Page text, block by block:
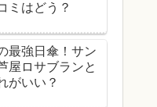
ミはどう？
最強日傘！サン
屋ロサブランと
がいい？